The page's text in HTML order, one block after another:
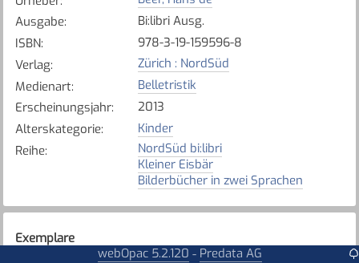
Ausgabe:
Bi:libri Ausg.
ISBN:
978-3-19-159596-8
Verlag:
Zürich : NordSüd
Medienart:
Belletristik
Erscheinungsjahr:
2013
Alterskategorie:
Kinder
Reihe:
NordSüd bi:libri
Kleiner Eisbär
Bilderbücher in zwei Sprachen
Exemplare
webOpac 5.2.120 - Predata AG